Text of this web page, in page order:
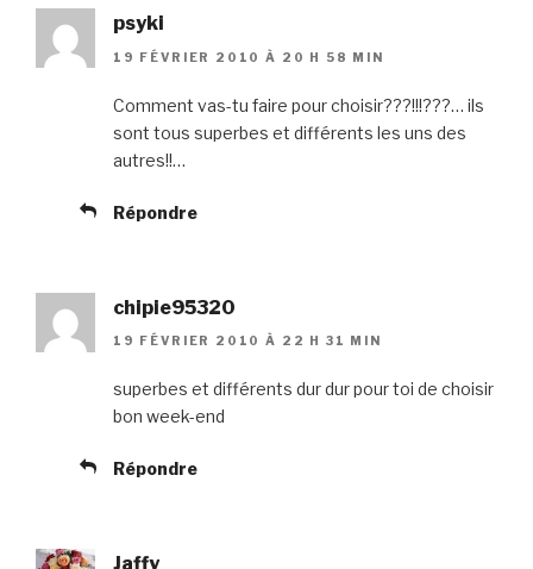
psyki
19 FÉVRIER 2010 À 20 H 58 MIN
Comment vas-tu faire pour choisir???!!!???… ils
sont tous superbes et différents les uns des
autres!!…
Répondre
chipie95320
19 FÉVRIER 2010 À 22 H 31 MIN
superbes et différents dur dur pour toi de choisir
bon week-end
Répondre
Jaffy